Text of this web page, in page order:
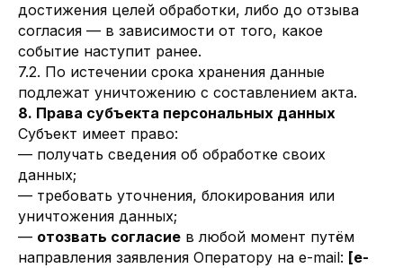
достижения целей обработки, либо до отзыва
согласия — в зависимости от того, какое
событие наступит ранее.
7.2. По истечении срока хранения данные
подлежат уничтожению с составлением акта.
8. Права субъекта персональных данных
Субъект имеет право:
— получать сведения об обработке своих
данных;
— требовать уточнения, блокирования или
уничтожения данных;
— отозвать согласие в любой момент путём
направления заявления Оператору на e-mail: [e-